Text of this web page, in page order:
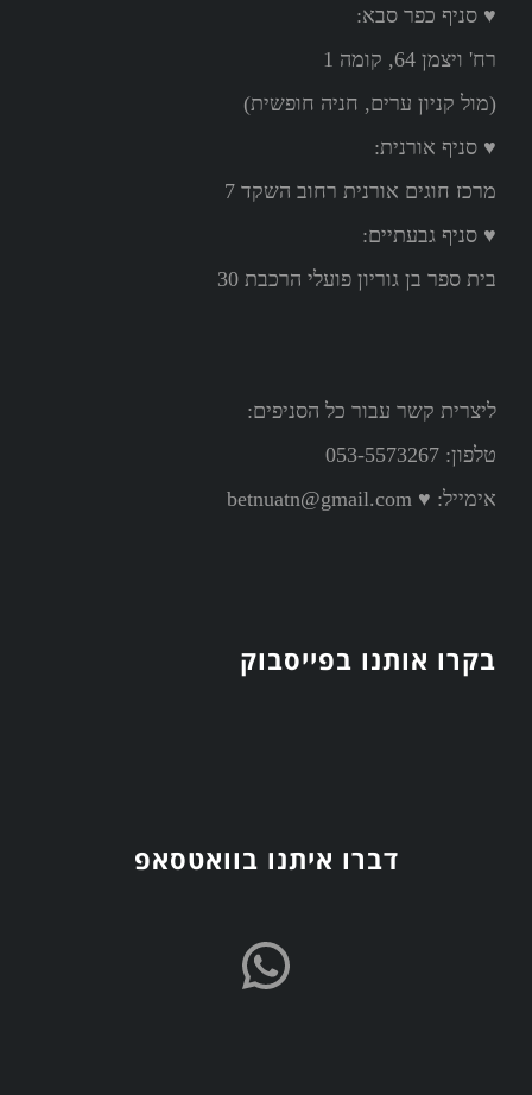
♥ סניף כפר סבא:
רח' ויצמן 64, קומה 1
(מול קניון ערים, חניה חופשית)
♥ סניף אורנית:
מרכז חוגים אורנית רחוב השקד 7
♥ סניף גבעתיים:
בית ספר בן גוריון פועלי הרכבת 30
ליצרית קשר עבור כל הסניפים:
טלפון: 053-5573267
אימייל: ♥ betnuatn@gmail.com
בקרו אותנו בפייסבוק
דברו איתנו בוואטסאפ